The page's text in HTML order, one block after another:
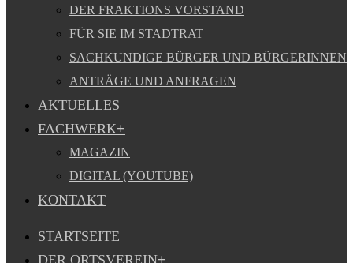
DER FRAKTIONS VORSTAND
FÜR SIE IM STADTRAT
SACHKUNDIGE BÜRGER UND BÜRGERINNEN
ANTRÄGE UND ANFRAGEN
AKTUELLES
FACHWERK
MAGAZIN
DIGITAL (YOUTUBE)
KONTAKT
STARTSEITE
DER ORTSVEREIN